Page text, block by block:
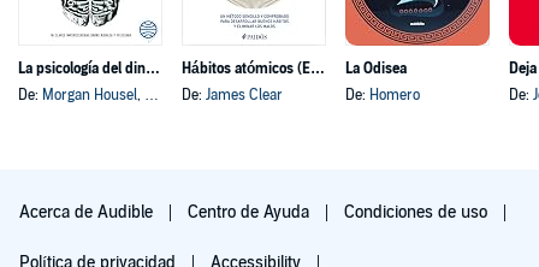
La psicología del dinero
De: Morgan Housel, y otros
Hábitos atómicos (Español neutro)
De: James Clear
La Odisea
De: Homero
De:
Acerca de Audible Centro de Ayuda Condiciones de uso
Política de privacidad Accessibility